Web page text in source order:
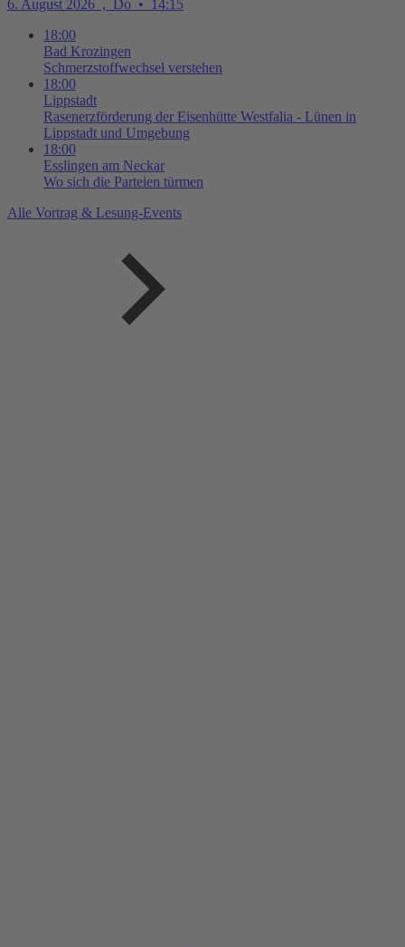
6. August 2026 , Do •
14:15
18:00
Bad Krozingen
Schmerzstoffwechsel verstehen
18:00
Lippstadt
Rasenerzförderung der Eisenhütte Westfalia - Lünen in
Lippstadt und Umgebung
18:00
Esslingen am Neckar
Wo sich die Parteien türmen
Alle Vortrag & Lesung-Events